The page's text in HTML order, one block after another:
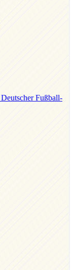
Deutscher Fußball-